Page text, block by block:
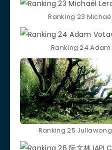
Ranking 23
Ranking 24 Adam
Ranking 25